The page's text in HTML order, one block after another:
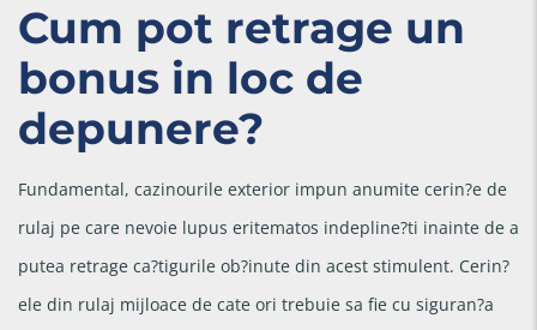
Cum pot retrage un
bonus in loc de
depunere?
Fundamental, cazinourile exterior impun anumite cerin?e de
rulaj pe care nevoie lupus eritematos indepline?ti inainte de a
putea retrage ca?tigurile ob?inute din acest stimulent. Cerin?
ele din rulaj mijloace de cate ori trebuie sa fie cu siguran?a